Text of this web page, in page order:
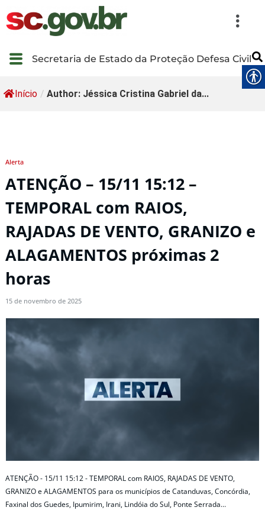
Secretaria de Estado da Proteção Defesa Civil
Início / Author: Jéssica Cristina Gabriel da...
Alerta
ATENÇÃO – 15/11 15:12 –
TEMPORAL com RAIOS,
RAJADAS DE VENTO, GRANIZO e
ALAGAMENTOS próximas 2
horas
15 de novembro de 2025
ATENÇÃO - 15/11 15:12 - TEMPORAL com RAIOS, RAJADAS DE VENTO,
GRANIZO e ALAGAMENTOS para os municípios de Catanduvas, Concórdia,
Faxinal dos Guedes, Ipumirim, Irani, Lindóia do Sul, Ponte Serrada…